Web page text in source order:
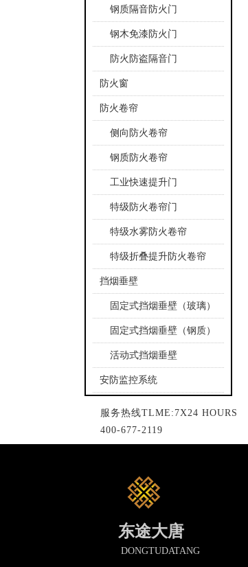
钢质隔音防火门
钢木免漆防火门
防火防盗隔音门
防火窗
防火卷帘
侧向防火卷帘
钢质防火卷帘
工业快速提升门
特级防火卷帘门
特级水雾防火卷帘
特级折叠提升防火卷帘
挡烟垂壁
固定式挡烟垂壁（玻璃）
固定式挡烟垂壁（钢质）
活动式挡烟垂壁
安防监控系统
服务热线TLME:7X24 HOURS
400-677-2119
东途大唐
DONGTUDATANG